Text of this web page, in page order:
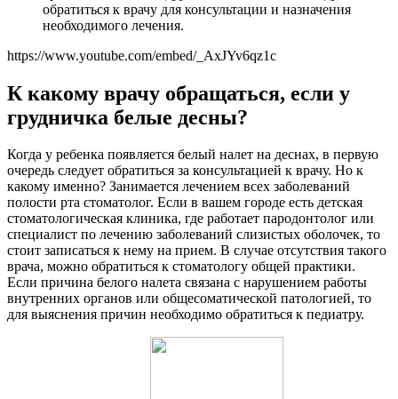
обратиться к врачу для консультации и назначения
необходимого лечения.
https://www.youtube.com/embed/_AxJYv6qz1c
К какому врачу обращаться, если у
грудничка белые десны?
Когда у ребенка появляется белый налет на деснах, в первую
очередь следует обратиться за консультацией к врачу. Но к
какому именно? Занимается лечением всех заболеваний
полости рта стоматолог. Если в вашем городе есть детская
стоматологическая клиника, где работает пародонтолог или
специалист по лечению заболеваний слизистых оболочек, то
стоит записаться к нему на прием. В случае отсутствия такого
врача, можно обратиться к стоматологу общей практики.
Если причина белого налета связана с нарушением работы
внутренних органов или общесоматической патологией, то
для выяснения причин необходимо обратиться к педиатру.